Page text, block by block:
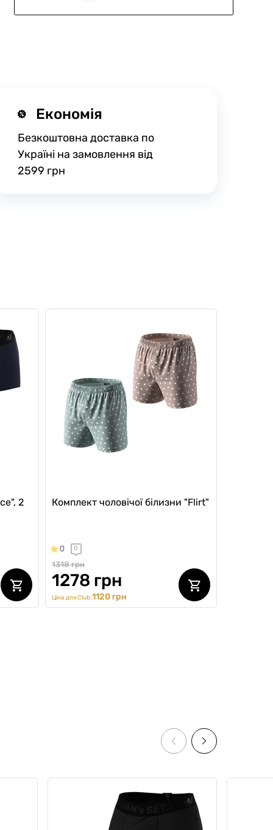
Економія
Безкоштовна доставка по
Україні на замовлення від
2599 грн
2
Комплект чоловічої білизни "Flirt"
0 0
1318 грн
1278 грн
Ціна для Club:1120 грн
Комплект з футболки та кепки,
Cream Summer Kit, білий